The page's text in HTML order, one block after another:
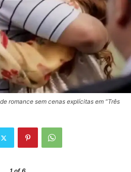
romance sem cenas explícitas em “Três